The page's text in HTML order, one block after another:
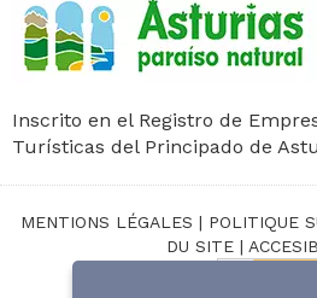
Inscrito en el Registro de
Turísticas del Principado de
MENTIONS LÉGALES | POLITIQUE
DU SITE|